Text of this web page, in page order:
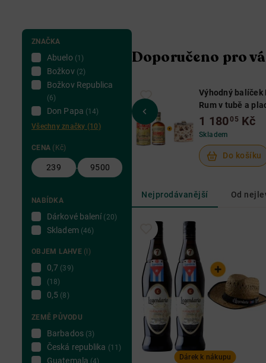
ZNAČKA
Abuelo (1)
Božkov (2)
Božkov Republica
(6)
Don Papa (14)
Všechny značky (10)
CENA (Kč)
-
NABÍDKA
Dárkové balení (20)
Skladem (46)
OBJEM LAHVE(l)
0,7 (39)
(18)
0,5 (8)
ZEMĚ PŮVODU
Barbados (3)
Česká republika (11)
Guatemala (4)
Doporučeno pro
Výhodný balíček
Rum v tubě a
1 18005 Kč
Skladem
Do košíku
Nejprodávanější Od
Dárek k nákupu